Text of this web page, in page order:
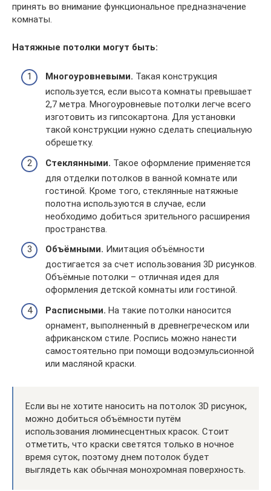
принять во внимание функциональное предназначение
комнаты.
Натяжные потолки могут быть:
Многоуровневыми. Такая конструкция
используется, если высота комнаты превышает
2,7 метра. Многоуровневые потолки легче всего
изготовить из гипсокартона. Для установки
такой конструкции нужно сделать специальную
обрешетку.
Стеклянными. Такое оформление применяется
для отделки потолков в ванной комнате или
гостиной. Кроме того, стеклянные натяжные
полотна используются в случае, если
необходимо добиться зрительного расширения
пространства.
Объёмными. Имитация объёмности
достигается за счет использования 3D рисунков.
Объёмные потолки – отличная идея для
оформления детской комнаты или гостиной.
Расписными. На такие потолки наносится
орнамент, выполненный в древнегреческом или
африканском стиле. Роспись можно нанести
самостоятельно при помощи водоэмульсионной
или масляной краски.
Если вы не хотите наносить на потолок 3D рисунок,
можно добиться объёмности путём
использования люминесцентных красок. Стоит
отметить, что краски светятся только в ночное
время суток, поэтому днем потолок будет
выглядеть как обычная монохромная поверхность.